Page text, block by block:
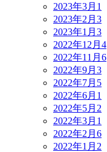
2023年3月 1
2023年2月 3
2023年1月 3
2022年12月 4
2022年11月 6
2022年9月 3
2022年7月 5
2022年6月 1
2022年5月 2
2022年3月 1
2022年2月 6
2022年1月 2